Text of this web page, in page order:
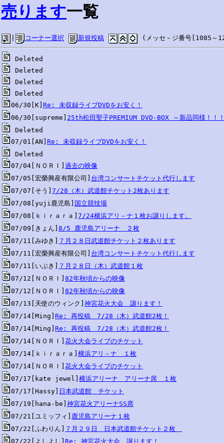
売ります一覧
コーナー選択 新規投稿 (メッセ－ジ番号[1085～
06/30[K] Re: 未収録ライブDVDをお安く！
06/30[supreme] 25th松田聖子PREMIUM DVD-BOX ～新品同様！！
07/01[AN] Re: 未収録ライブDVDをお安く！
07/04[ＮＯＲＩ] 過去の映像
07/05[宏榮興産有限公司] 台湾コンサートチケット代行します
07/07[そう] 7/28（木）武道館チケット2枚あります
07/08[yuji鹿児島]
国立競技場
07/08[ｋｉｒａｒａ] 7/24横浜アリ－ナ１枚お譲りします。
07/09[きょん] 8/5 鹿児島アリーナ　２枚
07/11[みゆき]
７月２８日武道館チケット２枚あります
07/11[宏榮興産有限公司] 台湾コンサートチケット代行します
07/11[いぶき]
７月２８日（木）武道館１枚
07/12[ＮＯＲＩ] 82年秋頃からの映像
07/12[ＮＯＲＩ] 82年秋頃からの映像
07/13[天使のウィンク] 神宮花火大会　譲ります！
07/14[Ming] Re: 再投稿　7/28（木）武道館2枚！
07/14[Ming] Re: 再投稿　7/28（木）武道館2枚！
07/14[ＮＯＲＩ] 花火大会ライブのチケット
07/14[ｋｉｒａｒａ] 横浜アリ－ナ　１枚
07/14[ＮＯＲＩ] 花火大会ライブのチケット
07/17[kate jewel] 横浜アリーナ　アリーナ席　１枚
07/17[Hassy]
日本武道館　チケット
07/19[hana-be] 神宮花火アリーナSS席
07/21[ユミッフィ] 鹿児島アリーナ１枚
07/22[ふわりん]
７月２９日　日本武道館チケット２枚
07/22[よしよし] Re: 神宮花火大会　譲ります！